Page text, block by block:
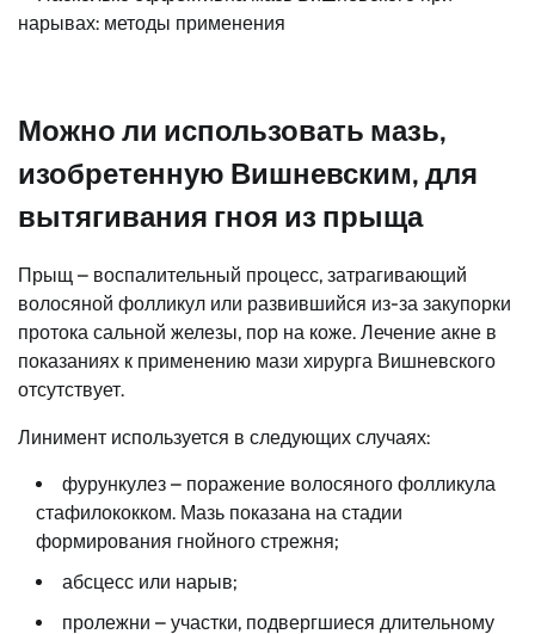
Можно ли использовать мазь,
изобретенную Вишневским, для
вытягивания гноя из прыща
Прыщ – воспалительный процесс, затрагивающий
волосяной фолликул или развившийся из-за закупорки
протока сальной железы, пор на коже. Лечение акне в
показаниях к применению мази хирурга Вишневского
отсутствует.
Линимент используется в следующих случаях:
фурункулез – поражение волосяного фолликула
стафилококком. Мазь показана на стадии
формирования гнойного стрежня;
абсцесс или нарыв;
пролежни – участки, подвергшиеся длительному